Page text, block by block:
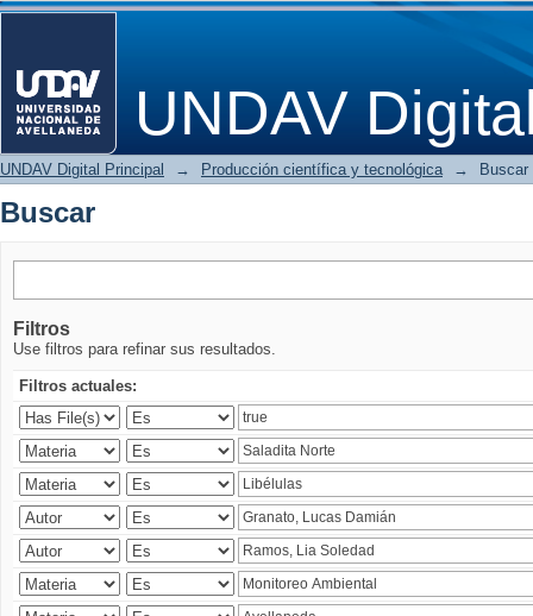
UNDAV
Buscar
UNDAV Digital Principal → Producción científica y tecnológica → Buscar
Buscar
Filtros
Use filtros para refinar sus resultados.
Filtros actuales: